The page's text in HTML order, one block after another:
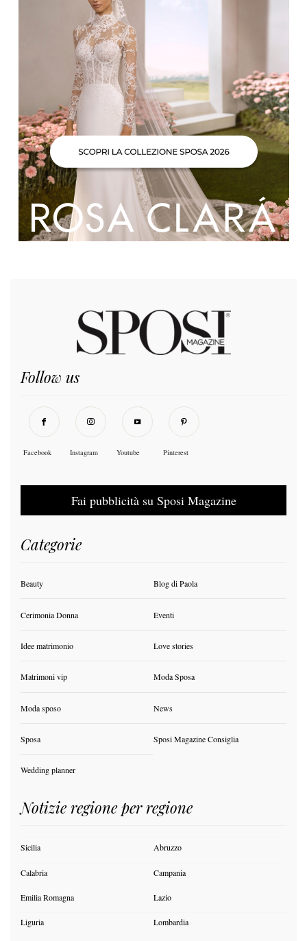
Follow us
Facebook Instagram Youtube Pinterest
Fai pubblicità su Sposi Magazine
Categorie
Beauty Blog di Paola
Cerimonia Donna Eventi
Idee matrimonio Love stories
Matrimoni vip Moda Sposa
Moda sposo News
Sposa Sposi Magazine Consiglia
Wedding planner
Notizie regione per regione
Sicilia Abruzzo
Calabria Campania
Emilia Romagna Lazio
Liguria Lombardia